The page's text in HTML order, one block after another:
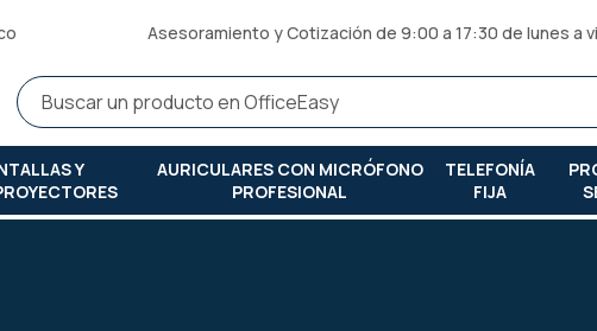
Asesoramiento y Cotización de 9:00 a 17:30 de lunes a
Y
AURICULARES CON MICRÓFONO
PROFESIONAL
TELEFONÍA
FIJA
de reuniones con productos poly